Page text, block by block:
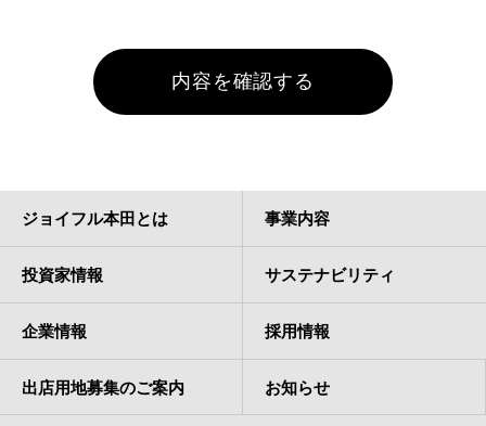
ジョイフル本田とは 事業内容
投資家情報 サステナビリティ
企業情報 採用情報
出店用地募集のご案内 お知らせ